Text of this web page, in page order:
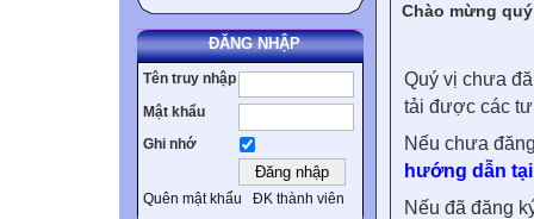
ĐĂNG NHẬP
Tên truy nhập
Mật khẩu
Ghi nhớ
Quên mật khẩu ĐK thành viên
Chào mừng
Quý vị chưa
tải được các
Nếu chưa
hướng dẫn
Nếu đã đăng